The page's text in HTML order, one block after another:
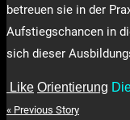
betreuen sie in der
Aufstiegschancen in
sich dieser
Like Orientierung
« Previous Story